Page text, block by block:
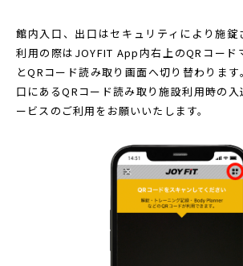
館内入口、出口はセキュリティにより施錠
利用の際はJOYFIT App内右上のQRコード
とQRコード読み取り画面へ切り替わります
口にあるQRコード読み取り施設利用時の
ービスのご利用をお願いいたします。